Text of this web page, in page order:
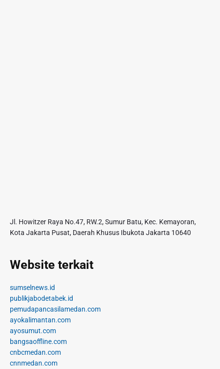
Jl. Howitzer Raya No.47, RW.2, Sumur Batu, Kec. Kemayoran,
Kota Jakarta Pusat, Daerah Khusus Ibukota Jakarta 10640
Website terkait
sumselnews.id
publikjabodetabek.id
pemudapancasilamedan.com
ayokalimantan.com
ayosumut.com
bangsaoffline.com
cnbcmedan.com
cnnmedan.com